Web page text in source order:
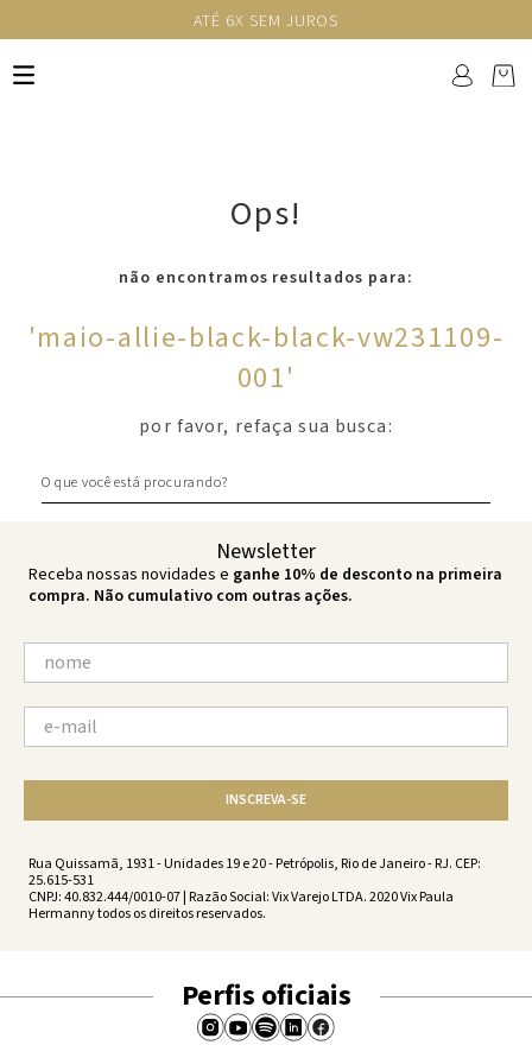
ATÉ 6X SEM JUROS
Ops!
não encontramos resultados para:
'maio-allie-black-black-vw231109-
001'
por favor, refaça sua busca:
Newsletter
Receba nossas novidades e ganhe 10% de desconto na primeira
compra. Não cumulativo com outras ações.
INSCREVA-SE
Rua Quissamã, 1931 - Unidades 19 e 20 - Petrópolis, Rio de Janeiro - RJ. CEP:
25.615-531
CNPJ: 40.832.444/0010-07 | Razão Social: Vix Varejo LTDA. 2020 Vix Paula
Hermanny todos os direitos reservados.
Perfis oficiais